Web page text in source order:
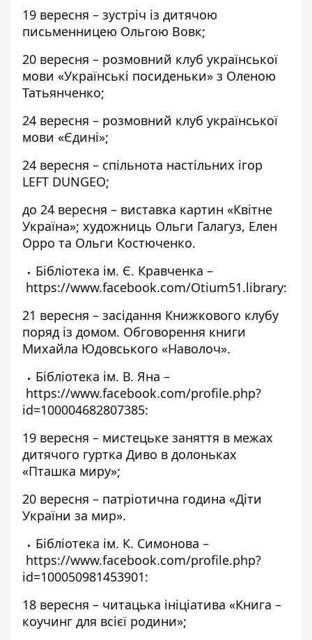
19 вересня – зустріч із дитячою
письменницею Ольгою Вовк;
20 вересня – розмовний клуб української
мови «Українські посиденьки» з Оленою
Татьянченко;
24 вересня – розмовний клуб української
мови «Єдині»;
24 вересня – спільнота настільних ігор
LEFT DUNGEO;
до 24 вересня – виставка картин «Квітне
Україна»; художниць Ольги Галагуз, Елен
Орро та Ольги Костюченко.
Бібліотека ім. Є. Кравченка –
https://www.facebook.com/Otium51.library:
21 вересня – засідання Книжкового клубу
поряд із домом. Обговорення книги
Михайла Юдовського «Наволоч».
Бібліотека ім. В. Яна –
https://www.facebook.com/profile.php?
id=100004682807385:
19 вересня – мистецьке заняття в межах
дитячого гуртка Диво в долоньках
«Пташка миру»;
20 вересня – патріотична година «Діти
України за мир».
Бібліотека ім. К. Симонова –
https://www.facebook.com/profile.php?
id=100050981453901:
18 вересня – читацька ініціатива «Книга –
коучинг для всієї родини»;